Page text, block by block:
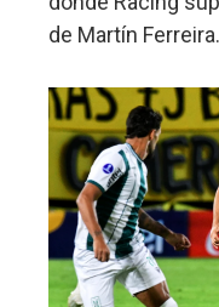
de Martín Ferreira.